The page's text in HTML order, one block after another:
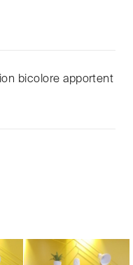
bicolore apportent